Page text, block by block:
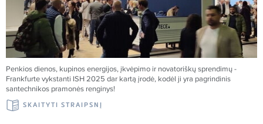
Penkios dienos, kupinos energijos, įkvėpimo ir novatoriškų sprendimų -
Frankfurte vykstanti ISH 2025 dar kartą įrodė, kodėl ji yra pagrindinis
santechnikos pramonės renginys!
SKAITYTI STRAIPSNĮ